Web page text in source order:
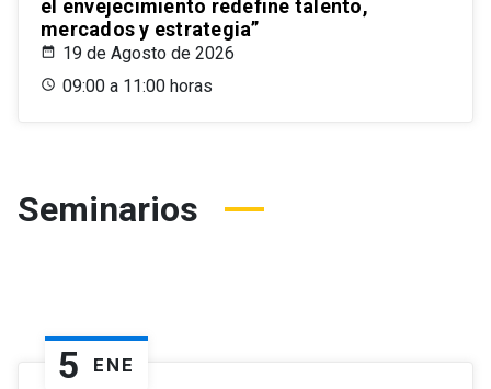
el envejecimiento redefine talento,
mercados y estrategia”
19 de Agosto de 2026
09:00 a 11:00 horas
Seminarios
5 ENE